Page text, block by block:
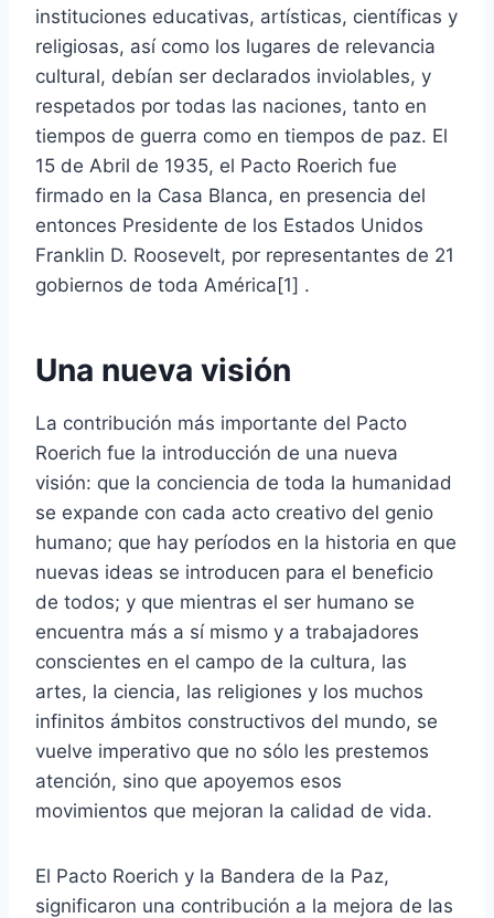
instituciones educativas, artísticas, científicas y
religiosas, así como los lugares de relevancia
cultural, debían ser declarados inviolables, y
respetados por todas las naciones, tanto en
tiempos de guerra como en tiempos de paz. El
15 de Abril de 1935, el Pacto Roerich fue
firmado en la Casa Blanca, en presencia del
entonces Presidente de los Estados Unidos
Franklin D. Roosevelt, por representantes de 21
gobiernos de toda América[1] .
Una nueva visión
La contribución más importante del Pacto
Roerich fue la introducción de una nueva
visión: que la conciencia de toda la humanidad
se expande con cada acto creativo del genio
humano; que hay períodos en la historia en que
nuevas ideas se introducen para el beneficio
de todos; y que mientras el ser humano se
encuentra más a sí mismo y a trabajadores
conscientes en el campo de la cultura, las
artes, la ciencia, las religiones y los muchos
infinitos ámbitos constructivos del mundo, se
vuelve imperativo que no sólo les prestemos
atención, sino que apoyemos esos
movimientos que mejoran la calidad de vida.
El Pacto Roerich y la Bandera de la Paz,
significaron una contribución a la mejora de las